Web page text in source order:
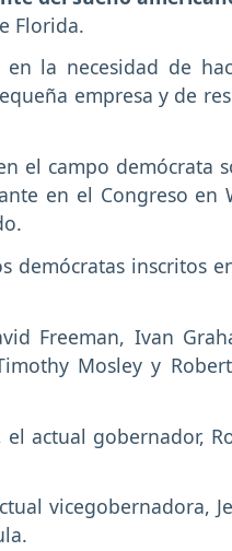
Florida.
en la necesidad de
empresa y de
el campo demócrata
en el Congreso
demócratas inscritos
Freeman, Ivan
Mosley y
actual gobernador,
vicegobernadora,